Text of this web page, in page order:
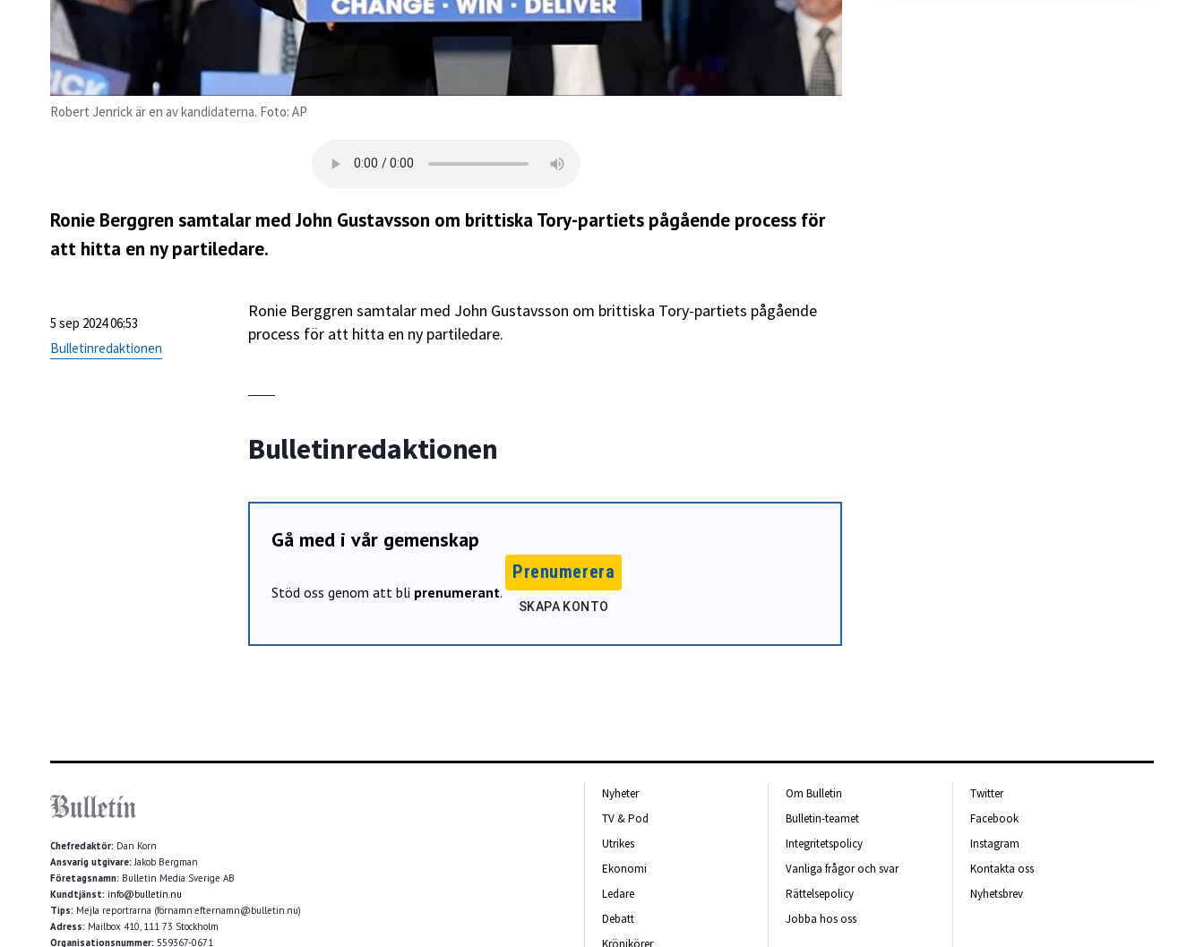
Robert Jenrick är en av kandidaterna. Foto: AP
Ronie Berggren samtalar med John Gustavsson om brittiska Tory-partiets pågående process för
att hitta en ny partiledare.
5 sep 2024 06:53
Bulletinredaktionen
Ronie Berggren samtalar med John Gustavsson om brittiska Tory-partiets pågående
process för att hitta en ny partiledare.
Bulletinredaktionen
Gå med i vår gemenskap
Stöd oss genom att bli prenumerant.
Prenumerera
SKAPA KONTO
Chefredaktör: Dan Korn
Ansvarig utgivare: Jakob Bergman
Företagsnamn: Bulletin Media Sverige AB
Kundtjänst: info@bulletin.nu
Tips: Mejla reportrarna (förnamn.efternamn@bulletin.nu)
Adress: Mailbox 410, 111 73 Stockholm
Organisationsnummer: 559367-0671
Nyheter
TV & Pod
Utrikes
Ekonomi
Ledare
Debatt
Krönikörer
Om Bulletin
Bulletin-teamet
Integritetspolicy
Vanliga frågor och svar
Rättelsepolicy
Jobba hos oss
Twitter
Facebook
Instagram
Kontakta oss
Nyhetsbrev